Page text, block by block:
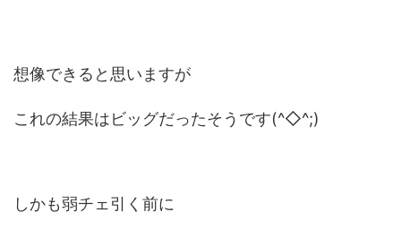
想像できると思いますが
これの結果はビッグだったそうです(^◇^;)
しかも弱チェ引く前に